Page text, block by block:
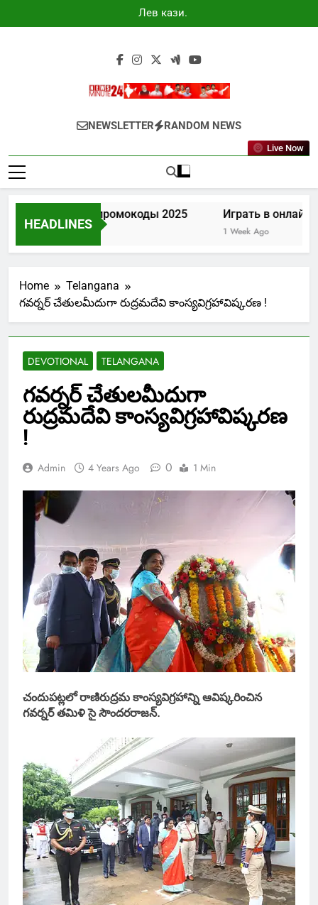
to
Лев казино
промокоды
Newsminute24
Get All Updated Telugu News
NEWSLETTER RANDOM NEWS
Live Now
HEADLINES
Лев казино промокоды 2025
5 Days Ago
Играть в онлайн
1 Week Ago
Home
Telangana
గవర్నర్ చేతులమీదుగా రుద్రమదేవి కాంస్యవిగ్రహావిష్కరణ !
DEVOTIONAL TELANGANA
గవర్నర్ చేతులమీదుగా
రుద్రమదేవి కాంస్యవిగ్రహావిష్కరణ
!
Admin 4 Years Ago 0 1 Min
చందుపట్లలో రాణిరుద్రమ కాంస్యవిగ్రహాన్ని ఆవిష్కరించిన
గవర్నర్ తమిళి సై సౌందరరాజన్.